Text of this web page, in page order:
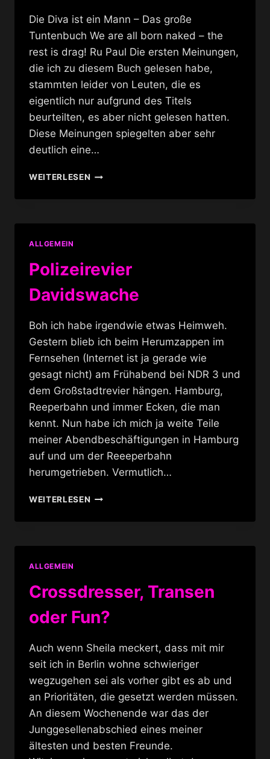
Die Diva ist ein Mann – Das große
Tuntenbuch We are all born naked – the
rest is drag! Ru Paul Die ersten Meinungen,
die ich zu diesem Buch gelesen habe,
stammten leider von Leuten, die es
eigentlich nur aufgrund des Titels
beurteilten, es aber nicht gelesen hatten.
Diese Meinungen spiegelten aber sehr
deutlich eine…
WEITERLESENREZENSION:
DIVA
EIN
ALLGEMEIN
Polizeirevier
Davidswache
Boh ich habe irgendwie etwas Heimweh.
Gestern blieb ich beim Herumzappen im
Fernsehen (Internet ist ja gerade wie
gesagt nicht) am Frühabend bei NDR 3 und
dem Großstadtrevier hängen. Hamburg,
Reeperbahn und immer Ecken, die man
kennt. Nun habe ich mich ja weite Teile
meiner Abendbeschäftigungen in Hamburg
auf und um der Reeeperbahn
herumgetrieben. Vermutlich…
WEITERLESENPOLIZEIREVIER
ALLGEMEIN
Crossdresser, Transen
oder Fun?
Auch wenn Sheila meckert, dass mit mir
seit ich in Berlin wohne schwieriger
wegzugehen sei als vorher gibt es ab und
an Prioritäten, die gesetzt werden müssen.
An diesem Wochenende war das der
Junggesellenabschied eines meiner
ältesten und besten Freunde.